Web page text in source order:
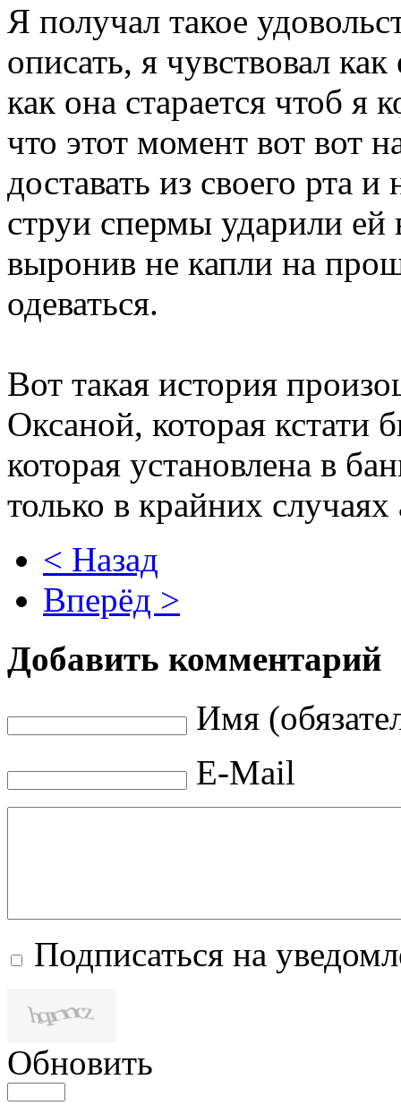
Я получал такое
описать, я чувствовал
как она старается чтоб я
что этот момент вот вот
доставать из своего рта
струи спермы ударили ей
выронив не капли на
одеваться.
Вот такая история
Оксаной, которая кстати
которая установлена в
только в крайних
< Назад
Вперёд >
Добавить комментарий
Имя
E-Mail
Подписаться на
Обновить